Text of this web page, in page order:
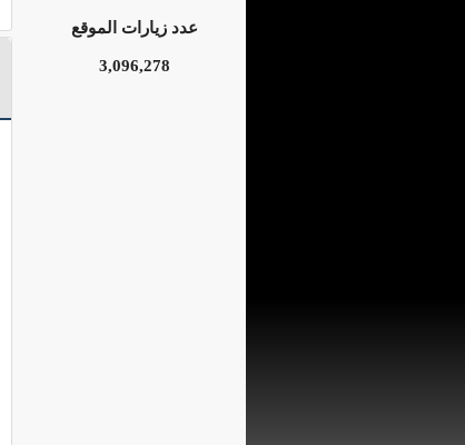
عدد زيارات الموقع
3,096,278